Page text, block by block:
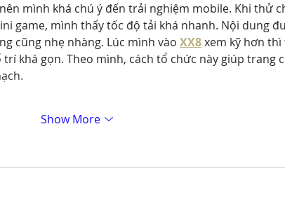
mình khá chú ý đến trải nghiệm mobile. Khi thử
game, mình thấy tốc độ tải khá nhanh. Nội dung
cũng nhẹ nhàng. Lúc mình vào XX8 xem kỹ hơn thì
khá gọn. Theo mình, cách tổ chức này giúp trang
Show More